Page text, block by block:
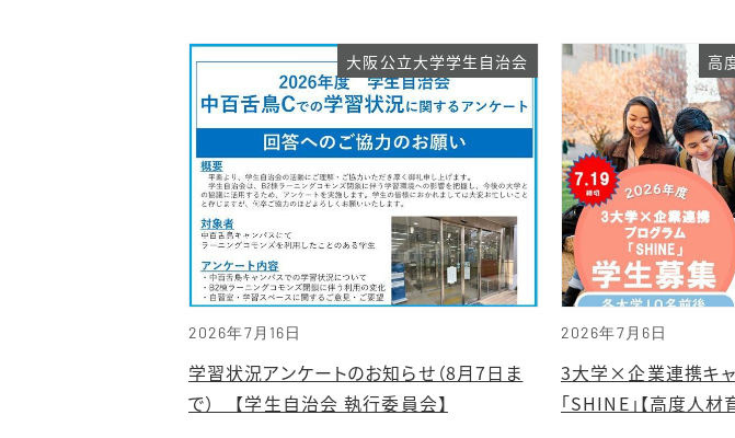
2026年7月16日
大阪公立大学学生自治会
学習状況アンケートのお知らせ（8月7日ま
で） 【学生自治会 執行委員会】
2026年7月6日
高
3大学×企業連携キャ
「SHINE」【高度人